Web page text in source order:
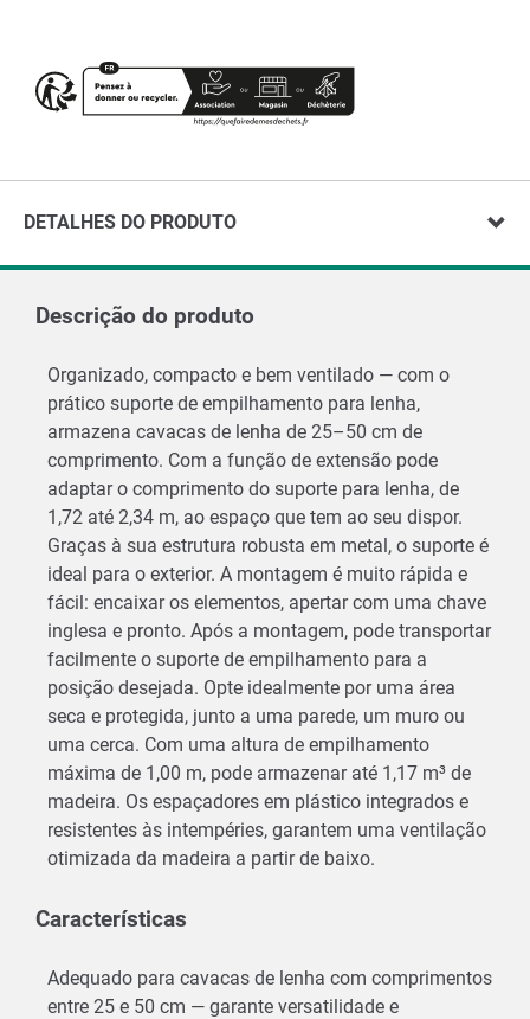
DETALHES DO PRODUTO
Descrição do produto
Organizado, compacto e bem ventilado — com o
prático suporte de empilhamento para lenha,
armazena cavacas de lenha de 25–50 cm de
comprimento. Com a função de extensão pode
adaptar o comprimento do suporte para lenha, de
1,72 até 2,34 m, ao espaço que tem ao seu dispor.
Graças à sua estrutura robusta em metal, o suporte é
ideal para o exterior. A montagem é muito rápida e
fácil: encaixar os elementos, apertar com uma chave
inglesa e pronto. Após a montagem, pode transportar
facilmente o suporte de empilhamento para a
posição desejada. Opte idealmente por uma área
seca e protegida, junto a uma parede, um muro ou
uma cerca. Com uma altura de empilhamento
máxima de 1,00 m, pode armazenar até 1,17 m³ de
madeira. Os espaçadores em plástico integrados e
resistentes às intempéries, garantem uma ventilação
otimizada da madeira a partir de baixo.
Características
Adequado para cavacas de lenha com comprimentos
entre 25 e 50 cm — garante versatilidade e